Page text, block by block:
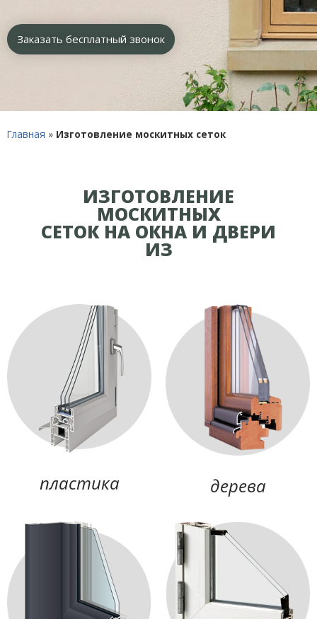
Заказать бесплатный звонок
Главная » Изготовление москитных сеток
ИЗГОТОВЛЕНИЕ
МОСКИТНЫХ
СЕТОК НА ОКНА И ДВЕРИ
ИЗ
пластика дерева